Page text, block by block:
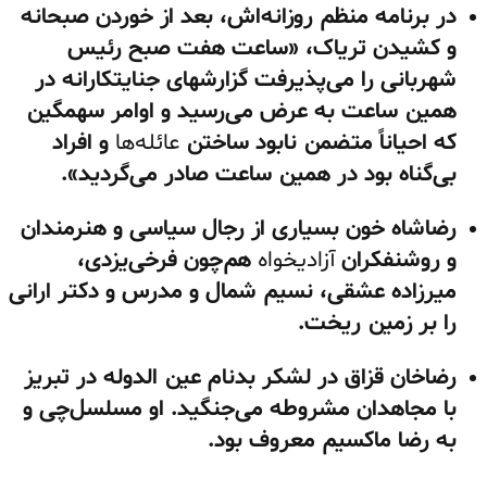
در برنامه منظم روزانه‌اش، بعد از خوردن صبحانه
و کشیدن تریاک، «ساعت هفت صبح رئیس
شهربانی را می‌پذیرفت گزارشهای جنایتکارانه در
همین ساعت به عرض می‌رسید و اوامر سهمگین
که احیاناً متضمن نابود ساختن عائله‌ها و افراد
بی‌گناه بود در همین ساعت صادر می‌گردید».
رضاشاه خون بسیاری از رجال سیاسی و هنرمندان
و روشنفکرانآزادیخواه هم‌چون فرخی‌یزدی،
میرزاده عشقی، نسیم شمال و مدرس و دکتر ارانی
را بر زمین ریخت.
رضاخان قزاق در لشکر بدنام عین الدوله در تبریز
با مجاهدان مشروطه می‌جنگید. او مسلسل‌چی و
به رضا ماکسیم معروف بود.